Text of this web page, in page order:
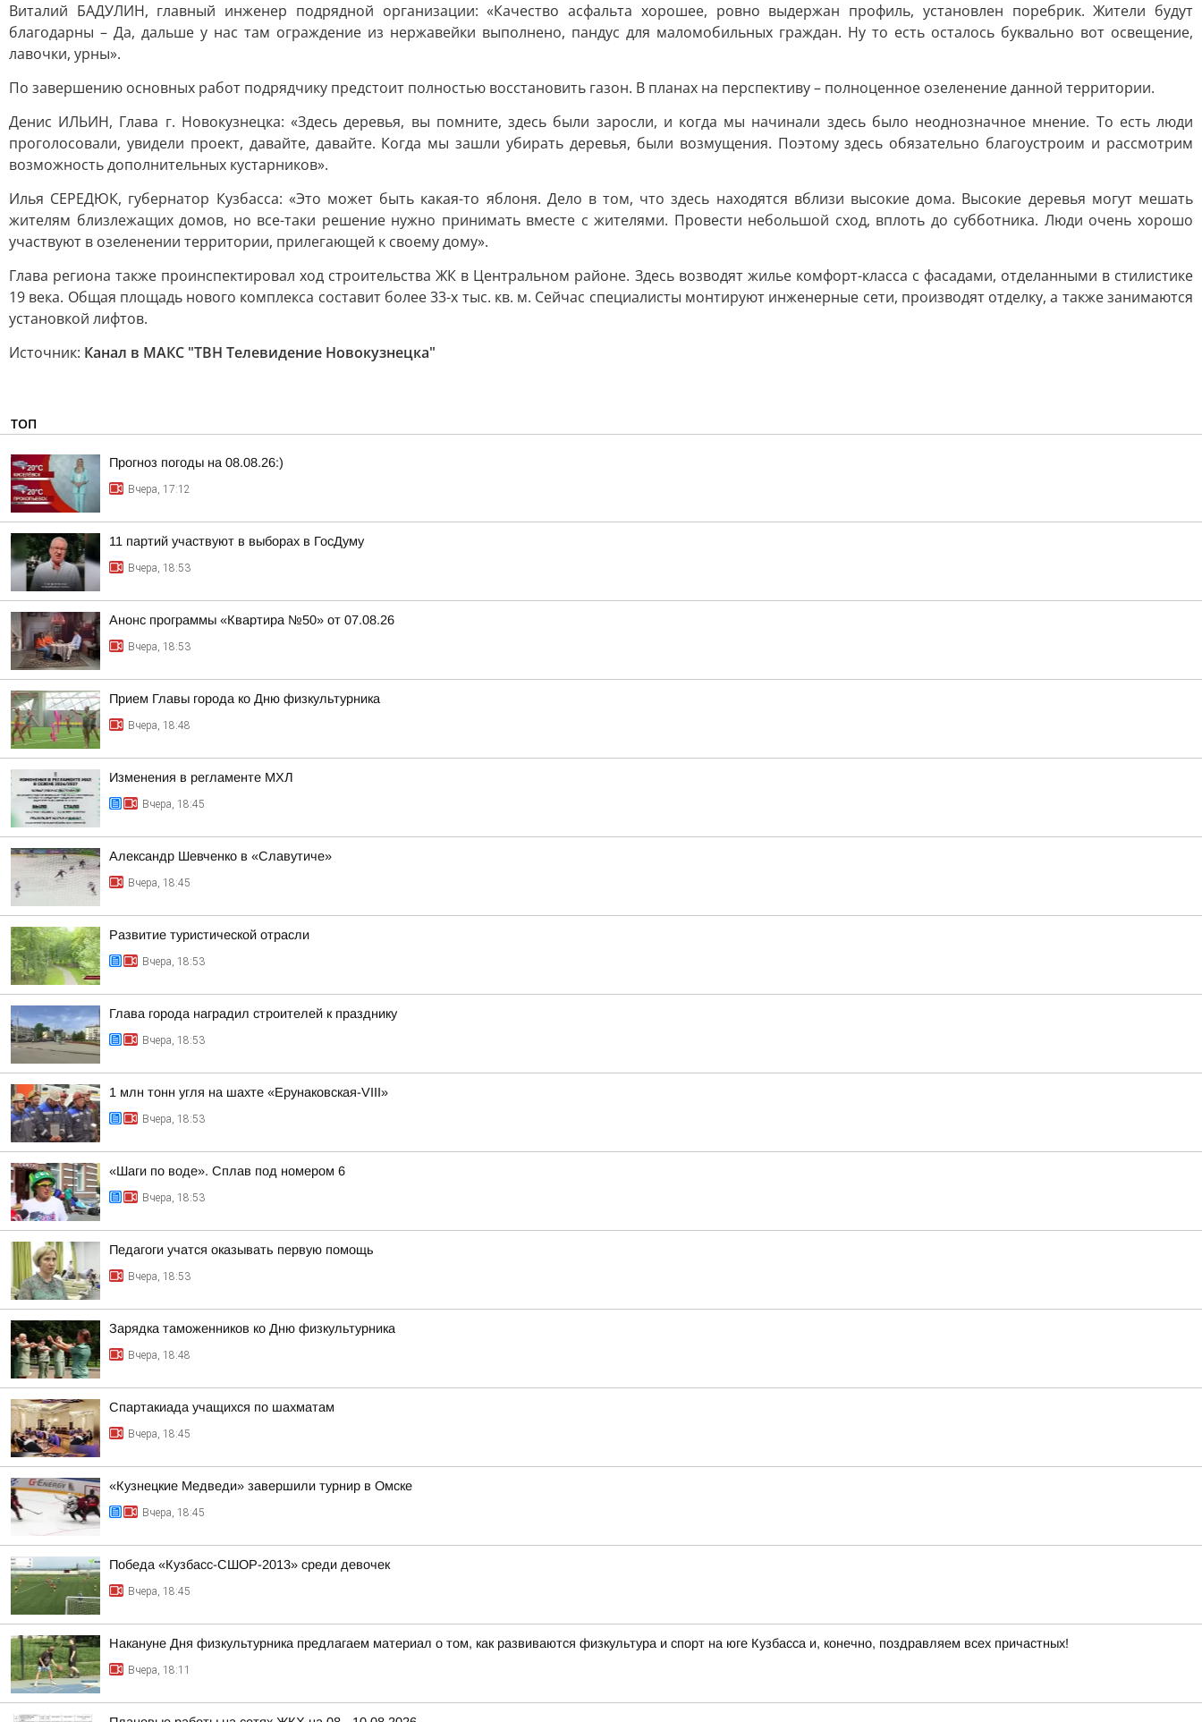
Виталий БАДУЛИН, главный инженер подрядной организации: «Качество асфальта хорошее, ровно выдержан профиль, установлен поребрик. Жители будут
благодарны – Да, дальше у нас там ограждение из нержавейки выполнено, пандус для маломобильных граждан. Ну то есть осталось буквально вот освещение,
лавочки, урны».
По завершению основных работ подрядчику предстоит полностью восстановить газон. В планах на перспективу – полноценное озеленение данной территории.
Денис ИЛЬИН, Глава г. Новокузнецка: «Здесь деревья, вы помните, здесь были заросли, и когда мы начинали здесь было неоднозначное мнение. То есть люди
проголосовали, увидели проект, давайте, давайте. Когда мы зашли убирать деревья, были возмущения. Поэтому здесь обязательно благоустроим и рассмотрим
возможность дополнительных кустарников».
Илья СЕРЕДЮК, губернатор Кузбасса: «Это может быть какая-то яблоня. Дело в том, что здесь находятся вблизи высокие дома. Высокие деревья могут мешать
жителям близлежащих домов, но все-таки решение нужно принимать вместе с жителями. Провести небольшой сход, вплоть до субботника. Люди очень хорошо
участвуют в озеленении территории, прилегающей к своему дому».
Глава региона также проинспектировал ход строительства ЖК в Центральном районе. Здесь возводят жилье комфорт-класса с фасадами, отделанными в стилистике
19 века. Общая площадь нового комплекса составит более 33-х тыс. кв. м. Сейчас специалисты монтируют инженерные сети, производят отделку, а также занимаются
установкой лифтов.
Источник: Канал в МАКС "ТВН Телевидение Новокузнецка"
ТОП
Прогноз погоды на 08.08.26:)
Вчера, 17:12
11 партий участвуют в выборах в ГосДуму
Вчера, 18:53
Анонс программы «Квартира №50» от 07.08.26
Вчера, 18:53
Прием Главы города ко Дню физкультурника
Вчера, 18:48
Изменения в регламенте МХЛ
Вчера, 18:45
Александр Шевченко в «Славутиче»
Вчера, 18:45
Развитие туристической отрасли
Вчера, 18:53
Глава города наградил строителей к празднику
Вчера, 18:53
1 млн тонн угля на шахте «Ерунаковская-VIII»
Вчера, 18:53
«Шаги по воде». Сплав под номером 6
Вчера, 18:53
Педагоги учатся оказывать первую помощь
Вчера, 18:53
Зарядка таможенников ко Дню физкультурника
Вчера, 18:48
Спартакиада учащихся по шахматам
Вчера, 18:45
«Кузнецкие Медведи» завершили турнир в Омске
Вчера, 18:45
Победа «Кузбасс-СШОР-2013» среди девочек
Вчера, 18:45
Накануне Дня физкультурника предлагаем материал о том, как развиваются физкультура и спорт на юге Кузбасса и, конечно, поздравляем всех причастных!
Вчера, 18:11